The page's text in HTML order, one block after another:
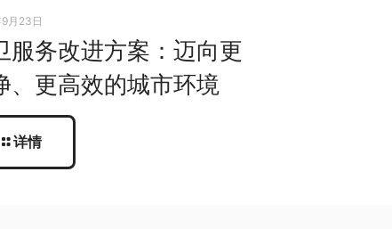
月23日
服务改进方案：迈向更
、更高效的城市环境
详情